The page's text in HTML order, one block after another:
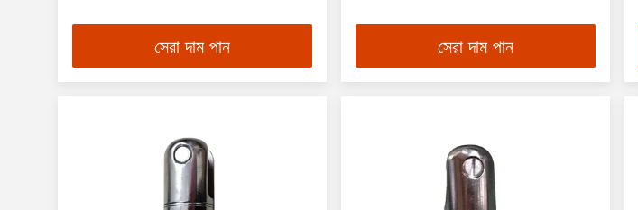
সেরা দাম পান সেরা দাম পান